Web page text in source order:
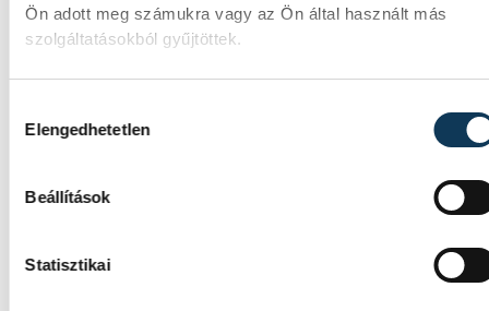
Ön adott meg számukra vagy az Ön által használt más
szolgáltatásokból gyűjtöttek.
Elengedhetetlen
Beállítások
Statisztikai
SPORT
A gólok mellett a könnyek
potyogtak – Gasper Marguc
elköszönt Veszprémtől